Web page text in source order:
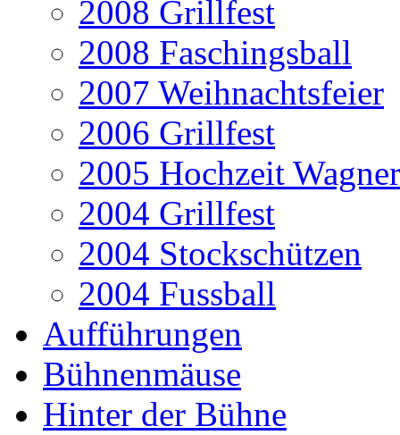
2008 Grillfest
2008 Faschingsball
2007 Weihnachtsfeier
2006 Grillfest
2005 Hochzeit
2004 Grillfest
2004 Stockschützen
2004 Fussball
Aufführungen
Bühnenmäuse
Hinter der Bühne